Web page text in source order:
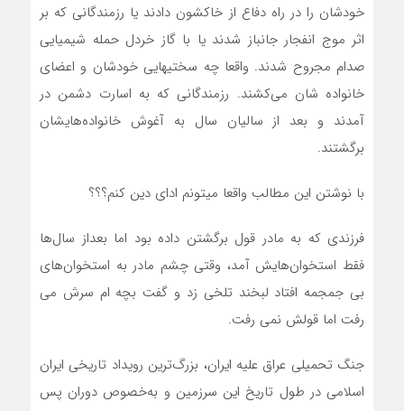
خودشان را در راه دفاع از خاکشون دادند یا رزمندگانی که بر
اثر موج انفجار جانباز شدند یا با گاز خردل حمله شیمیایی
صدام مجروح شدند. واقعا چه سختیهایی خودشان و اعضای
خانواده شان می‌کشند. رزمندگانی که به اسارت دشمن در
آمدند و بعد از سالیان سال به آغوش خانواده‌هایشان
برگشتند.
با نوشتن این مطالب واقعا میتونم ادای دین کنم؟؟؟
فرزندی که به مادر قول برگشتن داده بود اما بعداز سال‌ها
فقط استخوان‌هایش آمد، وقتی چشم مادر به استخوان‌های
بی جمجمه افتاد لبخند تلخی زد و گفت بچه ام سرش می
رفت اما قولش نمی رفت.
جنگ تحمیلی عراق علیه ایران، بزرگ‌ترین رویداد تاریخی ایران
اسلامی در طول تاریخ این سرزمین و به‌خصوص دوران پس